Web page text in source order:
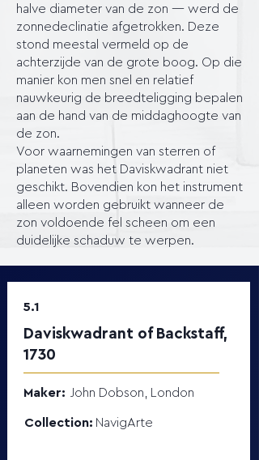
halve diameter van de zon — werd de
zonnedeclinatie afgetrokken. Deze
stond meestal vermeld op de
achterzijde van de grote boog. Op die
manier kon men snel en relatief
nauwkeurig de breedteligging bepalen
aan de hand van de middaghoogte van
de zon.
Voor waarnemingen van sterren of
planeten was het Daviskwadrant niet
geschikt. Bovendien kon het instrument
alleen worden gebruikt wanneer de
zon voldoende fel scheen om een
duidelijke schaduw te werpen.
5.1
Daviskwadrant of Backstaff,
1730
Maker: John Dobson, London
Collection: NavigArte